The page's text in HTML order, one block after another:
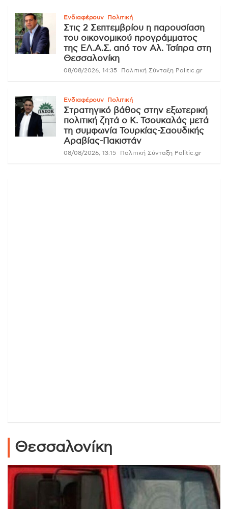
Ενδιαφέρουν Πολιτική
Στις 2 Σεπτεμβρίου η παρουσίαση
του οικονομικού προγράμματος
της ΕΛ.Α.Σ. από τον Αλ. Τσίπρα στη
Θεσσαλονίκη
08/08/2026, 14:35 Πολιτική Σύνταξη Politic.gr
Ενδιαφέρουν Πολιτική
Στρατηγικό βάθος στην εξωτερική
πολιτική ζητά ο Κ. Τσουκαλάς μετά
τη συμφωνία Τουρκίας-Σαουδικής
Αραβίας-Πακιστάν
08/08/2026, 13:15 Πολιτική Σύνταξη Politic.gr
Θεσσαλονίκη